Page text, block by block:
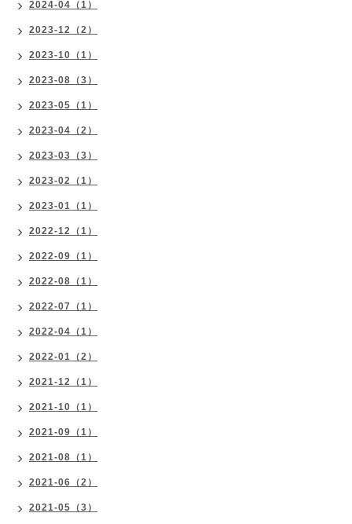
2024-04（1）
2023-12（2）
2023-10（1）
2023-08（3）
2023-05（1）
2023-04（2）
2023-03（3）
2023-02（1）
2023-01（1）
2022-12（1）
2022-09（1）
2022-08（1）
2022-07（1）
2022-04（1）
2022-01（2）
2021-12（1）
2021-10（1）
2021-09（1）
2021-08（1）
2021-06（2）
2021-05（3）